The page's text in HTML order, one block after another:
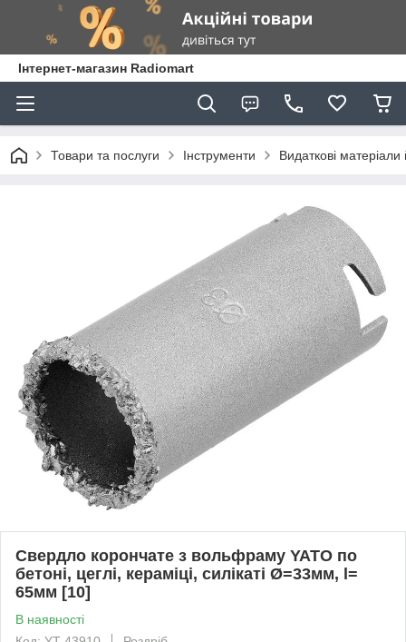
Інтернет-магазин Radiomart
Товари та послуги Інструменти Видаткові
Свердло корончате з вольфраму YATO по
бетоні, цеглі, кераміці, силікаті Ø=33мм, l=
65мм [10]
В наявності